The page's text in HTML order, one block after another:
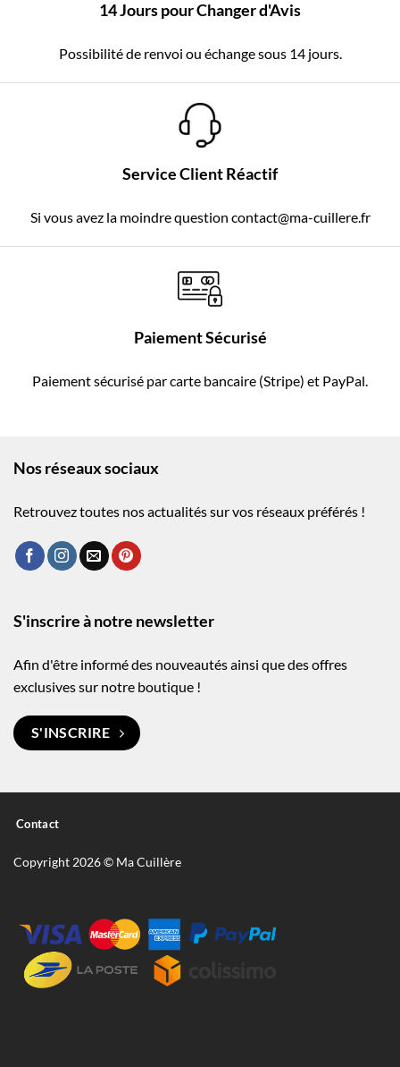
14 Jours pour Changer d'Avis
Possibilité de renvoi ou échange sous 14 jours.
Service Client Réactif
Si vous avez la moindre question contact@ma-cuillere.fr
Paiement Sécurisé
Paiement sécurisé par carte bancaire (Stripe) et PayPal.
Nos réseaux sociaux
Retrouvez toutes nos actualités sur vos réseaux préférés !
S'inscrire à notre newsletter
Afin d'être informé des nouveautés ainsi que des offres
exclusives sur notre boutique !
S'INSCRIRE
Contact
Copyright 2026 © Ma Cuillère